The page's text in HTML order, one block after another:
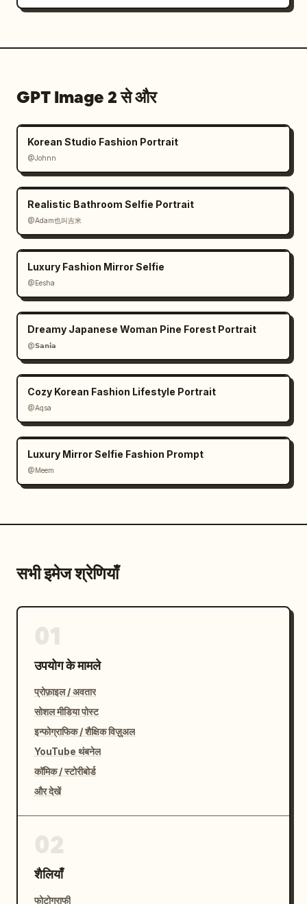
GPT Image 2 से और
Korean Studio Fashion Portrait
@Johnn
Realistic Bathroom Selfie Portrait
@Adam也叫吉米
Luxury Fashion Mirror Selfie
@Eesha
Dreamy Japanese Woman Pine Forest Portrait
@𝗦𝗮𝗻𝗶𝗮
Cozy Korean Fashion Lifestyle Portrait
@Aqsa
Luxury Mirror Selfie Fashion Prompt
@Meem
सभी इमेज श्रेणियाँ
उपयोग के मामले
प्रोफ़ाइल / अवतार
सोशल मीडिया पोस्ट
इन्फोग्राफिक / शैक्षिक विज़ुअल
YouTube थंबनेल
कॉमिक / स्टोरीबोर्ड
और देखें
शैलियाँ
फोटोग्राफी